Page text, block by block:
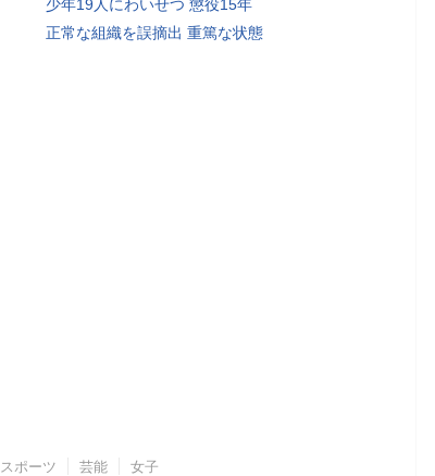
少年19人にわいせつ 懲役15年
正常な組織を誤摘出 重篤な状態
スポーツ 芸能 女子